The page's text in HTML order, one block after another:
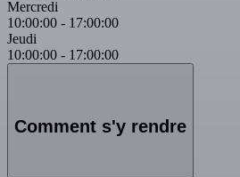
Mercredi
10:00:00 - 17:00:00
Jeudi
10:00:00 - 17:00:00
Comment s'y rendre